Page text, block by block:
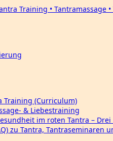
Training (Curriculum)
& Liebestraining
im roten Tantra –
zu Tantra, Tantraseminaren